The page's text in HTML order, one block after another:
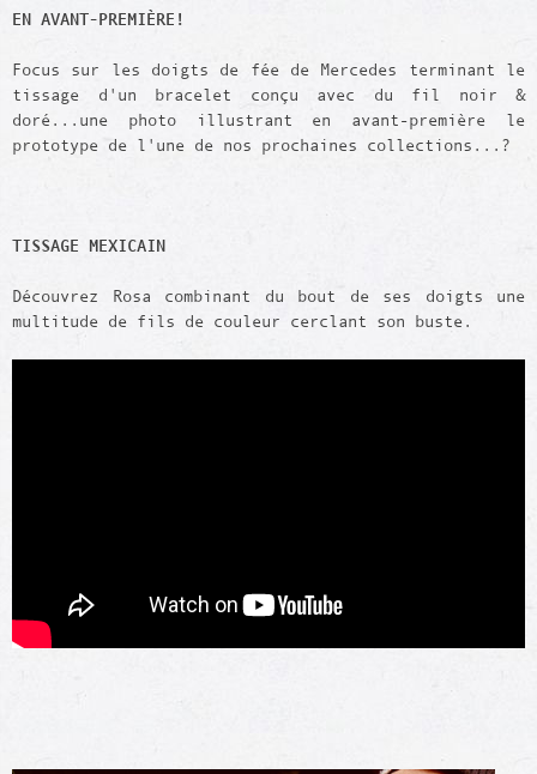
EN AVANT-PREMIÈRE!
Focus sur les doigts de fée de Mercedes terminant le
tissage d'un bracelet conçu avec du fil noir &
doré...une photo illustrant en avant-première le
prototype de l'une de nos prochaines collections...?
TISSAGE MEXICAIN
Découvrez Rosa combinant du bout de ses doigts une
multitude de fils de couleur cerclant son buste.